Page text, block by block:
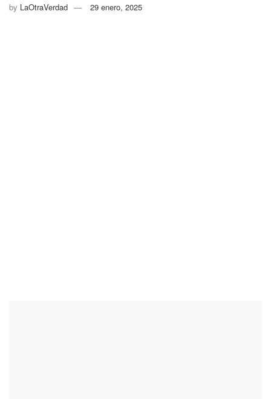
by LaOtraVerdad 29 enero, 2025